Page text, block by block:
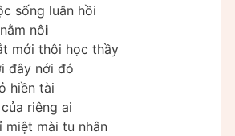
sống luân hồi
nôi
mới thôi học thầy
đây nới đó
hiền tài
riêng ai
miệt mài tu nhân